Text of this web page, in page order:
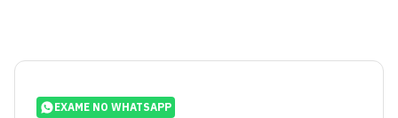
EXAME NO WHATSAPP